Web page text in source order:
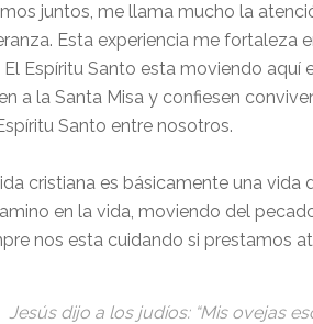
juntos, me llama mucho la
Esta experiencia me fortaleza
El Espíritu Santo esta moviendo aquí
a la Santa Misa y confiesen
Santo entre nosotros.
cristiana es básicamente una
en la vida, moviendo del
nos esta cuidando si prestamos
Jesús dijo a los judíos: “Mis ovejas